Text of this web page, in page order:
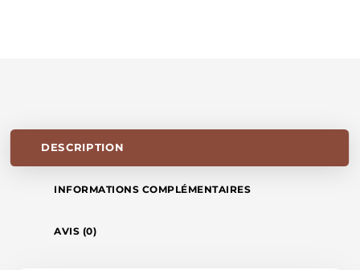
DESCRIPTION
INFORMATIONS COMPLÉMENTAIRES
AVIS (0)